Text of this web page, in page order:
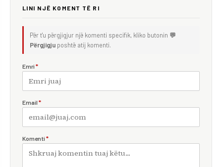
LINI NJË KOMENT TË RI
Për t'u përgjigjur një komenti specifik, kliko butonin 💬
Përgjigju poshtë atij komenti.
Emri *
Email *
Komenti *